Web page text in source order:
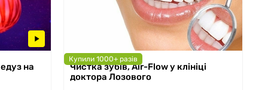
на
Купили 1000+ разів
з 08.10.2025 по 31.10.2026
Чистка зубів, Air-Flow у клініці
доктора Лозового